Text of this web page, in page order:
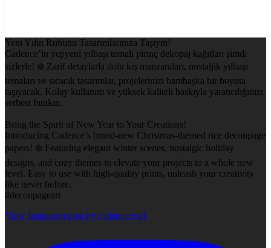
Yeni Yılın Ruhunu Tasarımlarınıza Taşıyın!
Cadence’in yepyeni yılbaşı temalı pirinç dekopaj kağıtları şimdi
sizlerle! ❄️ Zarif detaylarla dolu kış manzaraları, nostaljik yılbaşı
temaları ve sıcacık tasarımlar, projelerinizi bambaşka bir boyuta
taşıyacak. Kolay kullanım ve yüksek kaliteli baskıyla yaratıcılığınızı
serbest bırakın.
Bring the Spirit of New Year to Your Creations!
Introducing Cadence’s brand-new Christmas-themed rice decoupage
papers! ❄️ Featuring elegant winter scenes, nostalgic holiday
designs, and cozy themes to elevate your projects to a whole new
level. Easy to use with high-quality prints, unleash your creativity
like never before.
#decoupageart
View Instagram post by cadencecraft